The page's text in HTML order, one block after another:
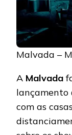
Malvada –
A Malvada
lançamento
com as